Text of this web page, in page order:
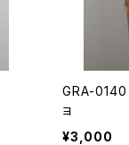
GRA-0140
ョ
¥3,000